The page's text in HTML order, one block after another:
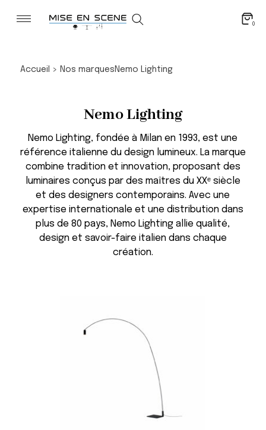
0
Accueil > Nos marques Nemo Lighting
Nemo Lighting
Nemo Lighting, fondée à Milan en 1993, est une
référence italienne du design lumineux. La marque
combine tradition et innovation, proposant des
luminaires conçus par des maîtres du XXᵉ siècle
et des designers contemporains. Avec une
expertise internationale et une distribution dans
plus de 80 pays, Nemo Lighting allie qualité,
design et savoir-faire italien dans chaque
création.